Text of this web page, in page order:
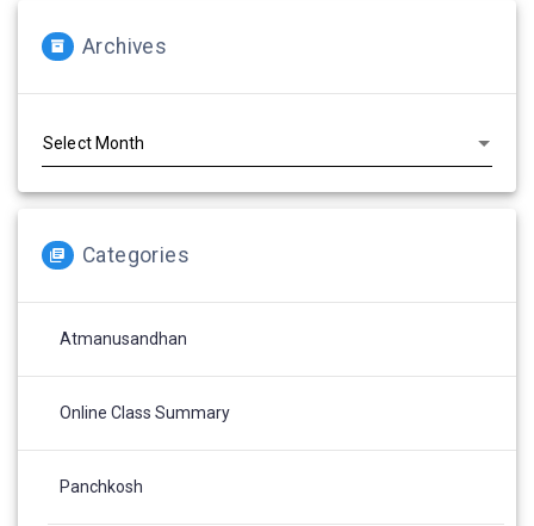
Archives
Categories
Atmanusandhan
Online Class Summary
Panchkosh